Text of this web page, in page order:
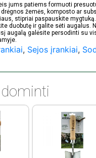
jums patiems formuoti
žemės, komposto ar
stipriai paspauskite
duobutę ir galite sėti augalus.
augalą galėsite persodinti su
, Sejos įrankiai,